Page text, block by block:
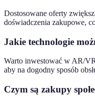
Dostosowane oferty
doświadczenia zakupowe,
Jakie technologie
Warto inwestować w AR/
aby na dogodny sposób
Czym są zakupy